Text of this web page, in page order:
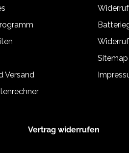
Versand
Sitemap
Vertrag widerrufen